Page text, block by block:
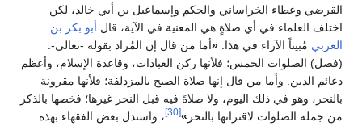
القرضي وعطاء الخراساني والحكم وإسماعيل بن أبي خالد، لكن
اختلف العلماء في أي صلاةٍ هي المعنية في الآية، قال أبو بكر بن
العربي مُبيناً الآراء في هذا: «أما من قال إن المُراد بقوله -تعالى-:
(فصل) الصلوات الخمس؛ فلأنها ركن العبادات، وقاعدة الإسلام، وأعظم
دعائم الدين. وأما من قال إنها صلاة الصبح بالمزدلفة؛ فلأنها مقرونة
بالنحر، وهو في ذلك اليوم، ولا صلاةَ فيه قبل النحر غيرها؛ فخصها بالذكر
من جملة الصلوات لاقترانها بالنحر »
[30]
، واستدل بعض الفقهاء بهذه